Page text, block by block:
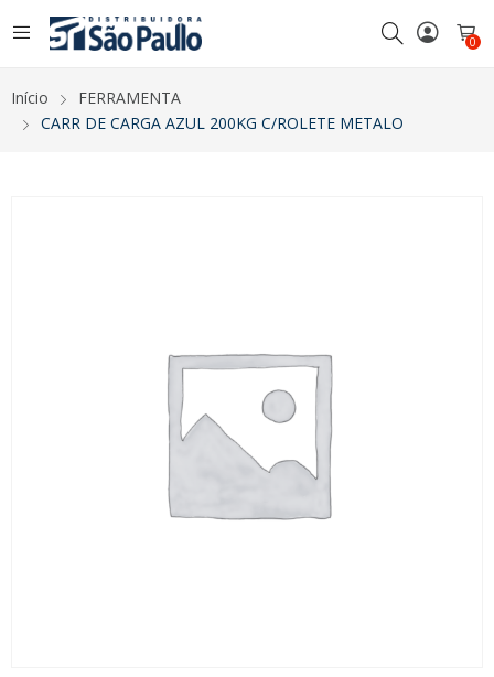
0
Início
FERRAMENTA
CARR DE CARGA AZUL 200KG C/ROLETE METALO